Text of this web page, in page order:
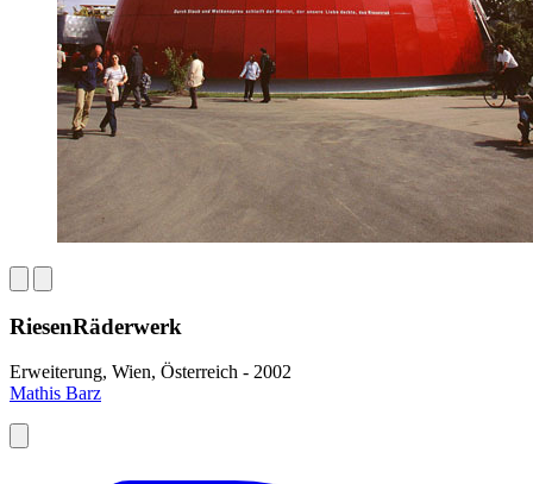
RiesenRäderwerk
Erweiterung, Wien, Österreich - 2002
Mathis Barz